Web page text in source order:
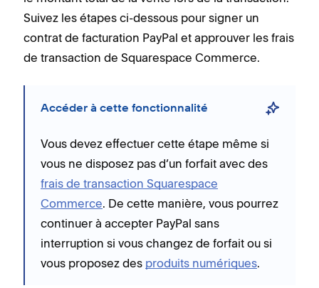
Suivez les étapes ci-dessous pour signer un
contrat de facturation PayPal et approuver les frais
de transaction de Squarespace Commerce.
Accéder à cette fonctionnalité
Vous devez effectuer cette étape même si
vous ne disposez pas d’un forfait avec des
frais de transaction Squarespace
Commerce. De cette manière, vous pourrez
continuer à accepter PayPal sans
interruption si vous changez de forfait ou si
vous proposez des produits numériques.